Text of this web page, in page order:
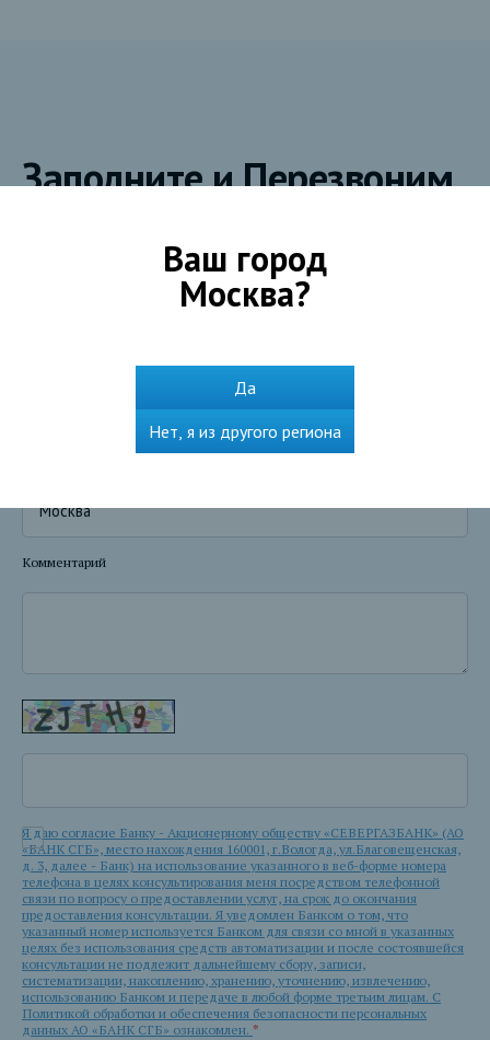
Заполните и Перезвоним
Комментарий
Я даю согласие Банку - Акционерному обществу «СЕВЕРГАЗБАНК» (АО
«БАНК СГБ», место нахождения 160001, г.Вологда, ул.Благовещенская,
д. 3, далее - Банк) на использование указанного в веб-форме номера
телефона в целях консультирования меня посредством телефонной
связи по вопросу о предоставлении услуг, на срок до окончания
предоставления консультации. Я уведомлен Банком о том, что
указанный номер используется Банком для связи со мной в указанных
целях без использования средств автоматизации и после состоявшейся
консультации не подлежит дальнейшему сбору, записи,
систематизации, накоплению, хранению, уточнению, извлечению,
использованию Банком и передаче в любой форме третьим лицам. С
Политикой обработки и обеспечения безопасности персональных
данных АО «БАНК СГБ» ознакомлен. *
Ваш город
Москва?
Да
Нет, я из другого региона